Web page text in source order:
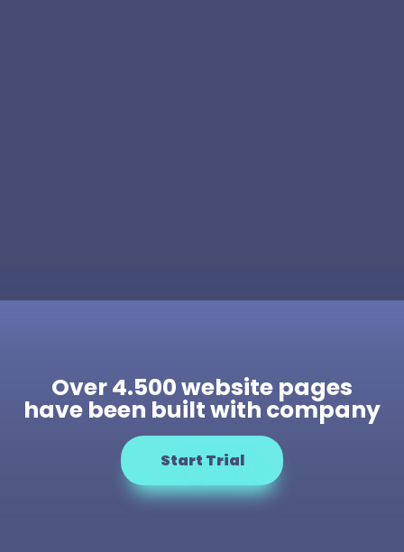
Over 4.500 website pages
have been built with company
Start Trial